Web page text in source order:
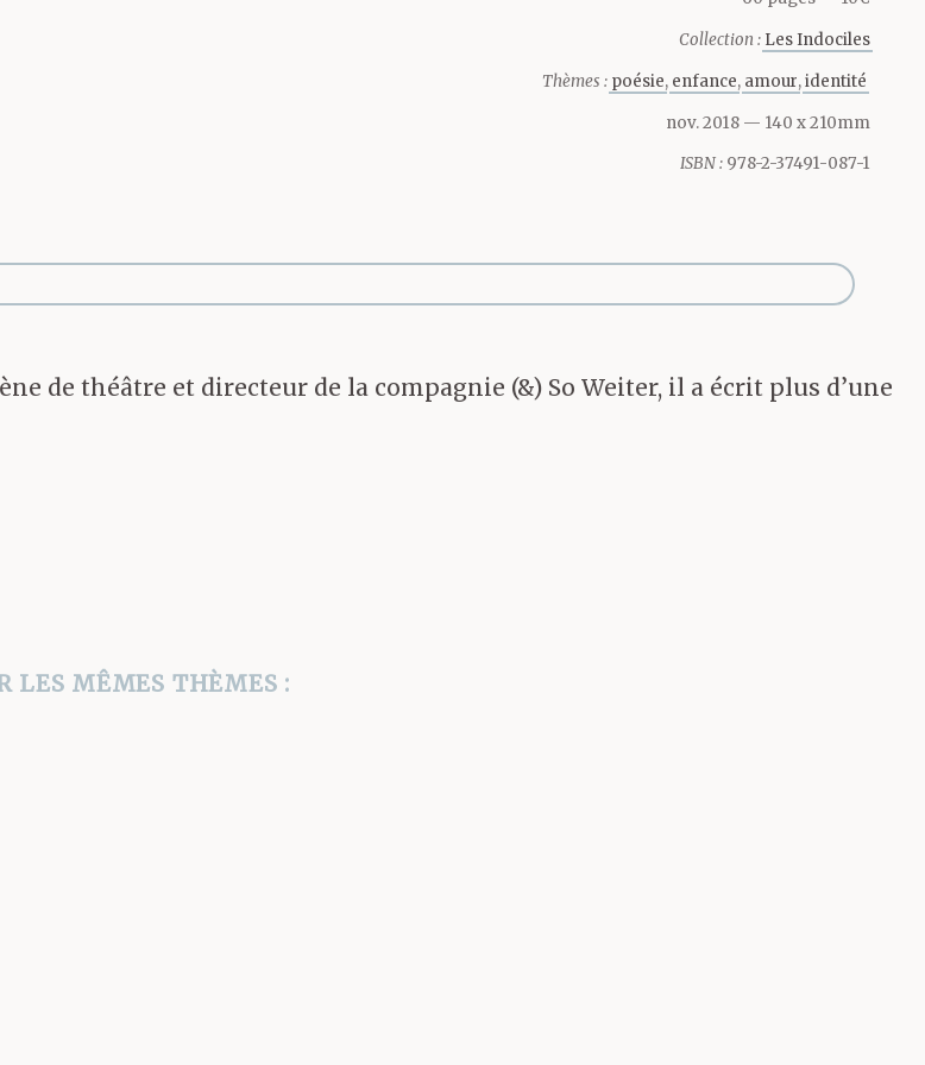
Collection : Les Indociles
Thèmes : poésie enfance amour identité
nov. 2018 — 140 x 210mm
ISBN : 978-2-37491-087-1
de théâtre et directeur de la compagnie (&) So Weiter, il a écrit plus d’une
LES MÊMES THÈMES :